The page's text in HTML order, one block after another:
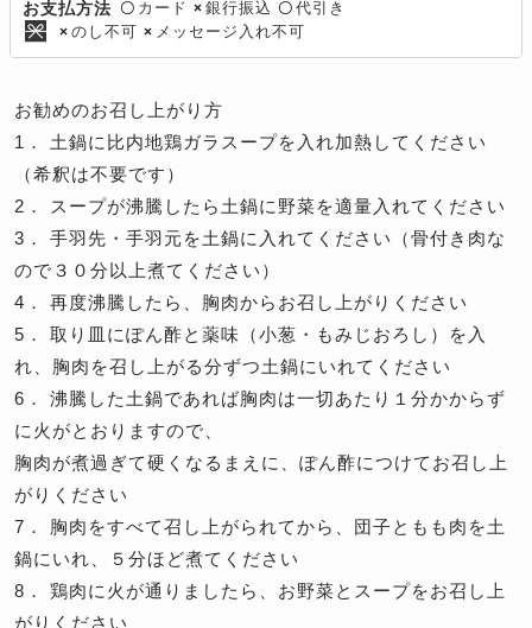
お支払方法 〇 カード × 銀行振込 〇 代引き
× のし不可 × メッセージ入れ不可
お勧めのお召し上がり方
1． 土鍋に比内地鶏ガラスープを入れ加熱してください
（希釈は不要です）
2． スープが沸騰したら土鍋に野菜を適量入れてください
3． 手羽先・手羽元を土鍋に入れてください（骨付き肉な
ので３０分以上煮てください）
4． 再度沸騰したら、胸肉からお召し上がりください
5． 取り皿にぽん酢と薬味（小葱・もみじおろし）を入
れ、胸肉を召し上がる分ずつ土鍋にいれてください
6． 沸騰した土鍋であれば胸肉は一切あたり１分かからず
に火がとおりますので、
胸肉が煮過ぎて硬くなるまえに、ぽん酢につけてお召し上
がりください
7． 胸肉をすべて召し上がられてから、団子ともも肉を土
鍋にいれ、５分ほど煮てください
8． 鶏肉に火が通りましたら、お野菜とスープをお召し上
がりください